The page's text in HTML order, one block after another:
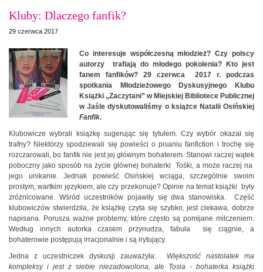
Kluby: Dlaczego fanfik?
29 czerwca 2017
Co interesuje współczesną młodzież? Czy polscy
autorzy trafiają do młodego pokolenia? Kto jest
fanem fanfików? 29 czerwca 2017 r. podczas
spotkania Młodzieżowego Dyskusyjnego Klubu
Książki „Zaczytani” w Miejskiej Bibliotece Publicznej
w Jaśle dyskutowaliśmy o książce Natalii Osińskiej
Fanfik.
Klubowicze wybrali książkę sugerując się tytułem. Czy wybór okazał się
trafny? Niektórzy spodziewali się powieści o pisaniu fanfiction i trochę się
rozczarowali, bo fanfik nie jest jej głównym bohaterem. Stanowi raczej wątek
poboczny jako sposób na życie głównej bohaterki Tośki, a może raczej na
jego unikanie. Jednak powieść Osińskiej wciąga, szczególnie swoim
prostym, wartkim językiem, ale czy przekonuje? Opinie na temat książki były
zróżnicowane. Wśród uczestników pojawiły się dwa stanowiska. Część
klubowiczów stwierdziła, że książkę czyta się szybko, jest ciekawa, dobrze
napisana. Porusza ważne problemy, które często są pomijane milczeniem.
Według innych autorka czasem przynudza, fabuła się ciągnie, a
bohaterowie postępują irracjonalnie i są irytujący.
Jedna z uczestniczek dyskusji zauważyła: Większość nastolatek ma
kompleksy i jest z siebie niezadowolona, ale Tosia - bohaterka książki